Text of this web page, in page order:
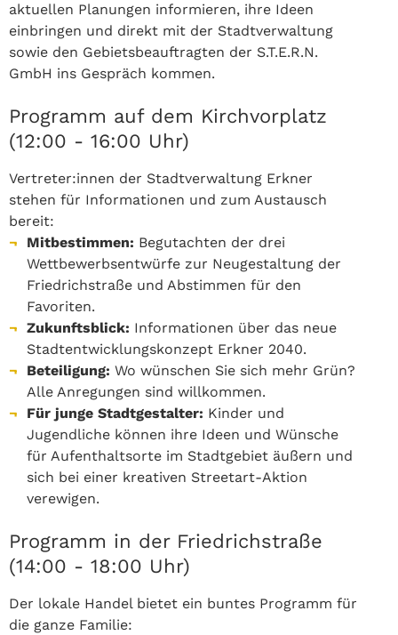
aktuellen Planungen informieren, ihre Ideen
einbringen und direkt mit der Stadtverwaltung
sowie den Gebietsbeauftragten der S.T.E.R.N.
GmbH ins Gespräch kommen.
Programm auf dem Kirchvorplatz
(12:00 - 16:00 Uhr)
Vertreter:innen der Stadtverwaltung Erkner
stehen für Informationen und zum Austausch
bereit:
Mitbestimmen: Begutachten der drei
Wettbewerbsentwürfe zur Neugestaltung der
Friedrichstraße und Abstimmen für den
Favoriten.
Zukunftsblick: Informationen über das neue
Stadtentwicklungskonzept Erkner 2040.
Beteiligung: Wo wünschen Sie sich mehr Grün?
Alle Anregungen sind willkommen.
Für junge Stadtgestalter: Kinder und
Jugendliche können ihre Ideen und Wünsche
für Aufenthaltsorte im Stadtgebiet äußern und
sich bei einer kreativen Streetart-Aktion
verewigen.
Programm in der Friedrichstraße
(14:00 - 18:00 Uhr)
Der lokale Handel bietet ein buntes Programm für
die ganze Familie: